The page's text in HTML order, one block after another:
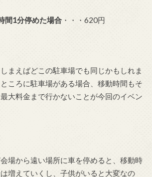
間1分停めた場合・・・620円
まえばどこの駐車場でも同じかもしれま
ころに駐車場がある場合、移動時間もそ
大料金まで行かないことが今回のイベン
場から遠い場所に車を停めると、移動時
増えていくし、子供がいると大変なの